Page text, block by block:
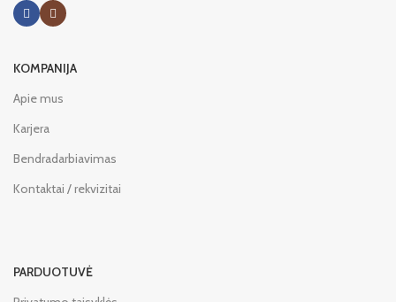
KOMPANIJA
Apie mus
Karjera
Bendradarbiavimas
Kontaktai / rekvizitai
PARDUOTUVĖ